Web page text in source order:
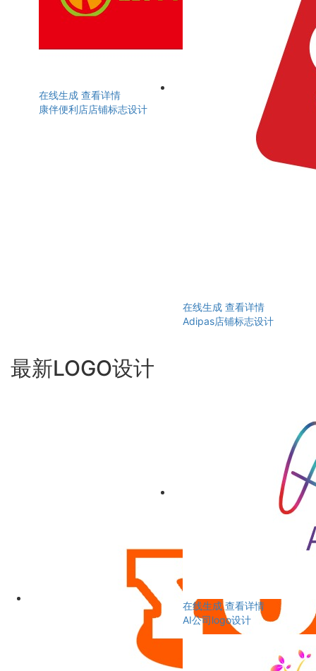
在线生成 查看详情
康伴便利店店铺标志设计
在线生成 查看详情
Adipas店铺标志设计
最新LOGO设计
在线生成 查看详情
AI公司logo设计